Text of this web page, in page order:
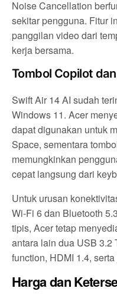
Noise Cancellation
sekitar pengguna. Fitur
panggilan video dari
kerja bersama.
Tombol Copilot
Swift Air 14 AI sudah
Windows 11. Acer
dapat digunakan untuk
Space, sementara
memungkinkan
cepat langsung dari
Untuk urusan
Wi-Fi 6 dan Bluetooth
tipis, Acer tetap
antara lain dua USB 3.2
function, HDMI 1.4,
Harga dan